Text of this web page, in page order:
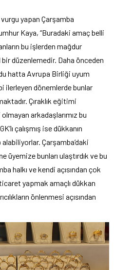
yapan Çarşamba
Kaya, “Buradaki amaç belli
bu işlerden mağdur
düzenlemedir. Daha önceden
hatta Avrupa Birliği uyum
ilerleyen dönemlerde bunlar
Çıraklık eğitimi
arkadaşlarımız bu
çalışmış ise dükkanın
Çarşamba’daki
üyemize bunları ulaştırdık ve bu
halkı ve kendi açısından çok
yapmak amaçlı dükkan
önlenmesi açısından